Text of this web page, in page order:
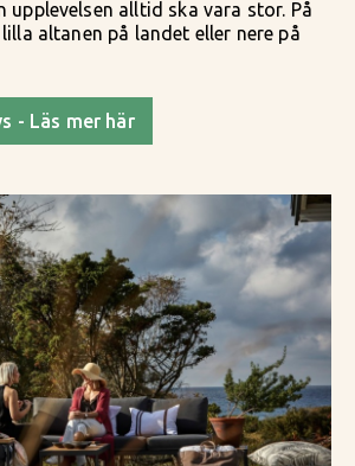
upplevelsen alltid ska vara stor. På
altanen på landet eller nere på
- Läs mer här